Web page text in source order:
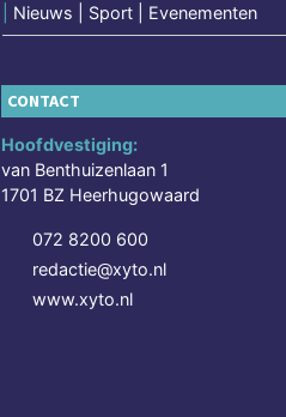
Nieuws | Sport | Evenementen
CONTACT
Hoofdvestiging:
van Benthuizenlaan 1
1701 BZ Heerhugowaard
072 8200 600
redactie@xyto.nl
www.xyto.nl